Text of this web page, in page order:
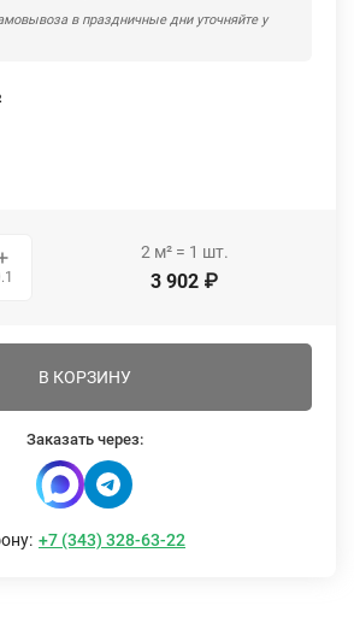
в праздничные дни уточняйте у
2 м²= 1 шт.
3 902 ₽
В КОРЗИНУ
Заказать через:
+7 (343) 328-63-22